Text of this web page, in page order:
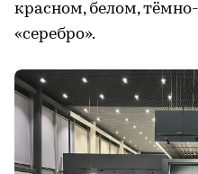
красном, белом,
«серебро».